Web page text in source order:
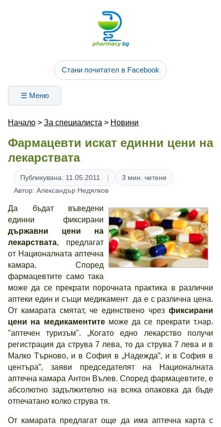
Стани почитател в Facebook
☰ Меню
Начало > За специалиста > Новини
Фармацевти искат единни цени на
лекарствата
Публикувана: 11.05.2011
3 мин. четене
Автор: Александър Недялков
Да бъдат въведени
единни фиксирани
държавни цени на
лекарствата, предлагат
от Националната аптечна
камара. Според
фармацевтите само така
може да се прекрати порочната практика в различни
аптеки един и същи медикамент да е с различна цена.
От камарата смятат, че единствено чрез фиксирани
цени на медикаментитеможе да се прекрати т.нар.
"аптечен туризъм". „Когато едно лекарство получи
регистрация да струва 7 лева, то да струва 7 лева и в
Малко Търново, и в София в „Надежда”, и в София в
центъра”, заяви председателят на Националната
аптечна камара Антон Вълев. Според фармацевтите, е
абсолютно задължително на всяка опаковка да бъде
отпечатано колко струва тя.
От камарата предлагат още да има аптечна карта с